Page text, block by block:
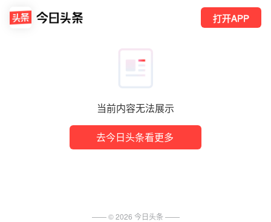
当前内容无法展示
去今日头条看更多
打开APP
—— ©2026 今日头条 ——